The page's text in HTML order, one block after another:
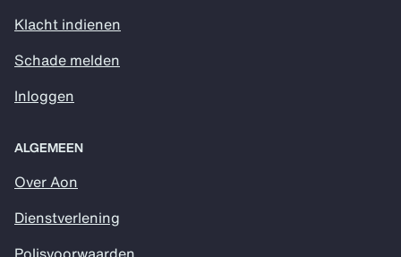
Klacht indienen
Schade melden
Inloggen
ALGEMEEN
Over Aon
Dienstverlening